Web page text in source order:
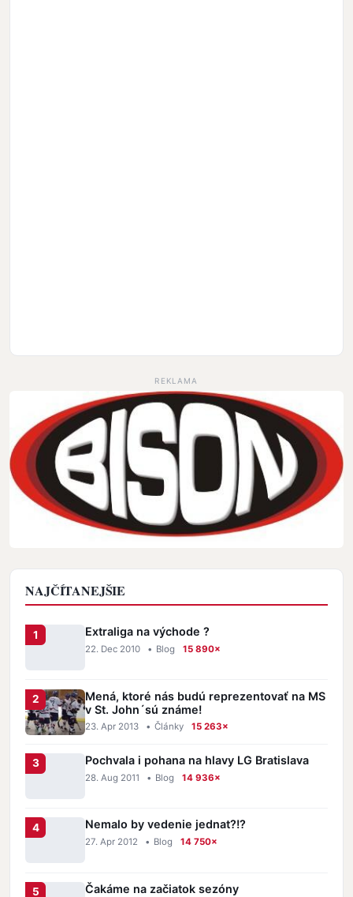
REKLAMA
NAJČÍTANEJŠIE
Extraliga na východe ?
22. Dec 2010 • Blog 15 890×
Mená, ktoré nás budú reprezentovať na MS
v St. John´sú známe!
23. Apr 2013 • Články 15 263×
Pochvala i pohana na hlavy LG Bratislava
28. Aug 2011 • Blog 14 936×
Nemalo by vedenie jednat?!?
27. Apr 2012 • Blog 14 750×
Čakáme na začiatok sezóny